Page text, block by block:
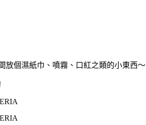
放個濕紙巾、噴霧、口紅之類的小東西～